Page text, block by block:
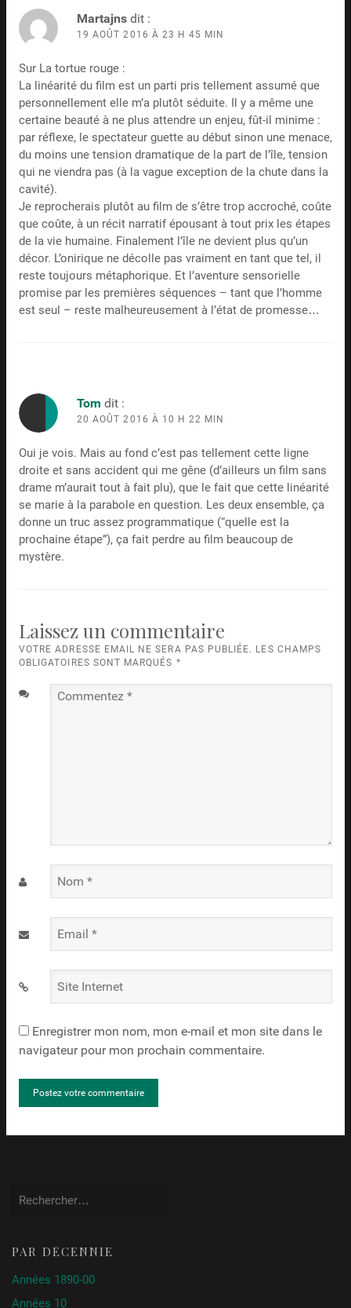
Martajns dit :
19 AOÛT 2016 À 23 H 45 MIN
Sur La tortue rouge :
La linéarité du film est un parti pris tellement assumé que
personnellement elle m’a plutôt séduite. Il y a même une
certaine beauté à ne plus attendre un enjeu, fût-il minime :
par réflexe, le spectateur guette au début sinon une menace,
du moins une tension dramatique de la part de l’île, tension
qui ne viendra pas (à la vague exception de la chute dans la
cavité).
Je reprocherais plutôt au film de s’être trop accroché, coûte
que coûte, à un récit narratif épousant à tout prix les étapes
de la vie humaine. Finalement l’île ne devient plus qu’un
décor. L’onirique ne décolle pas vraiment en tant que tel, il
reste toujours métaphorique. Et l’aventure sensorielle
promise par les premières séquences – tant que l’homme
est seul – reste malheureusement à l’état de promesse…
Tom dit :
20 AOÛT 2016 À 10 H 22 MIN
Oui je vois. Mais au fond c’est pas tellement cette ligne
droite et sans accident qui me gêne (d’ailleurs un film sans
drame m’aurait tout à fait plu), que le fait que cette linéarité
se marie à la parabole en question. Les deux ensemble, ça
donne un truc assez programmatique (“quelle est la
prochaine étape”), ça fait perdre au film beaucoup de
mystère.
Laissez un commentaire
VOTRE ADRESSE EMAIL NE SERA PAS PUBLIÉE. LES CHAMPS
OBLIGATOIRES SONT MARQUÉS *
Commentez
Nom
Email
Site
Internet
Enregistrer mon nom, mon e-mail et mon site dans le
navigateur pour mon prochain commentaire.
PAR DÉCENNIE
Années 1890-00
Années 10